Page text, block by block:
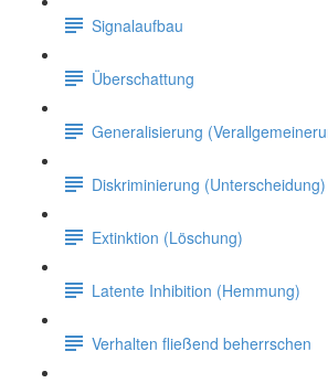
Signalaufbau
Überschattung
Generalisierung
Diskriminierung (Unterscheidung)
Extinktion (Löschung)
Latente Inhibition (Hemmung)
Verhalten fließend beherrschen